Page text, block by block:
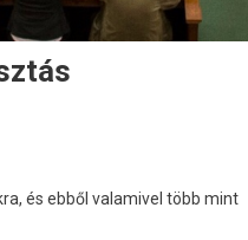
és ebből valamivel több mint